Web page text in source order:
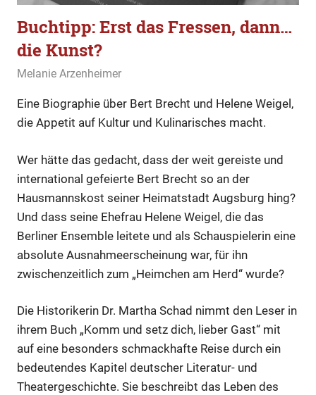
Buchtipp: Erst das Fressen, dann…
die Kunst?
12. Januar 2020
Melanie Arzenheimer
Eine Biographie über Bert Brecht und Helene Weigel,
die Appetit auf Kultur und Kulinarisches macht.
Wer hätte das gedacht, dass der weit gereiste und
international gefeierte Bert Brecht so an der
Hausmannskost seiner Heimatstadt Augsburg hing?
Und dass seine Ehefrau Helene Weigel, die das
Berliner Ensemble leitete und als Schauspielerin eine
absolute Ausnahmeerscheinung war, für ihn
zwischenzeitlich zum „Heimchen am Herd“ wurde?
Die Historikerin Dr. Martha Schad nimmt den Leser in
ihrem Buch „Komm und setz dich, lieber Gast“ mit
auf eine besonders schmackhafte Reise durch ein
bedeutendes Kapitel deutscher Literatur- und
Theatergeschichte. Sie beschreibt das Leben des